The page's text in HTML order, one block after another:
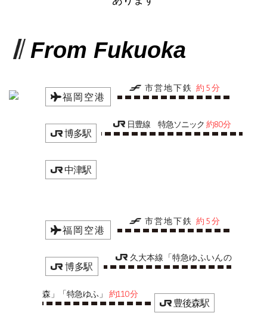
From Fukuoka
福岡空港
市営地下鉄 約5分
博多駅
日豊線 特急ソニック 約80分
中津駅
福岡空港
市営地下鉄 約5分
博多駅
久大本線「特急ゆふいんの
森」「特急ゆふ」 約110分
豊後森駅